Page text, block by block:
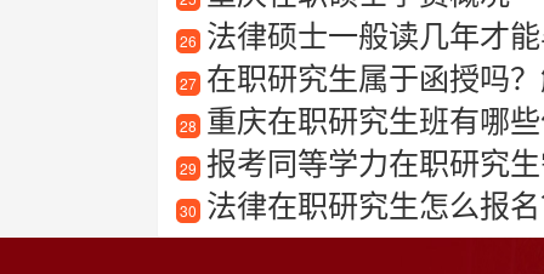
26 法律硕士一般读几年才
27 在职研究生属于函授吗
28 重庆在职研究生班有哪
29 报考同等学力在职研究生需要满
30 法律在职研究生怎么报